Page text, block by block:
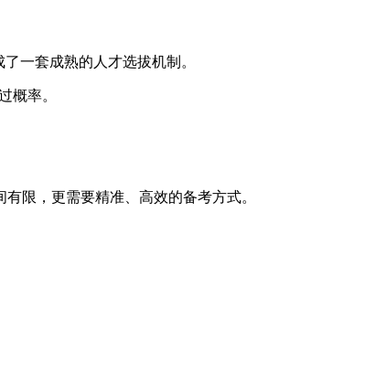
一套成熟的人才选拔机制。
概率。
限，更需要精准、高效的备考方式。